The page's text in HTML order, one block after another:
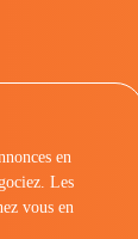
en
Les
vous en